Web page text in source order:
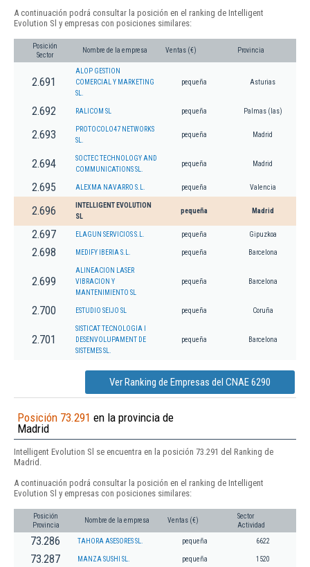
A continuación podrá consultar la posición en el ranking de Intelligent
Evolution Sl y empresas con posiciones similares:
Posición
Sector
Nombre de la empresa Ventas (€) Provincia
2.691
ALOP GESTION
COMERCIAL Y MARKETING
SL.
pequeña Asturias
2.692 RALICOM SL pequeña Palmas (las)
2.693
PROTOCOLO47 NETWORKS
SL.
pequeña Madrid
2.694
SOCTEC TECHNOLOGY AND
COMMUNICATIONS SL.
pequeña Madrid
2.695 ALEXMA NAVARRO S.L. pequeña Valencia
2.696
INTELLIGENT EVOLUTION
SL
pequeña Madrid
2.697 ELAGUN SERVICIOS S.L. pequeña Gipuzkoa
2.698 MEDIFY IBERIA S.L. pequeña Barcelona
2.699
ALINEACION LASER
VIBRACION Y
MANTENIMIENTO SL
pequeña Barcelona
2.700 ESTUDIO SEIJO SL pequeña Coruña
2.701
SISTICAT TECNOLOGIA I
DESENVOLUPAMENT DE
SISTEMES SL.
pequeña Barcelona
Ver Ranking de Empresas del CNAE 6290
Posición 73.291 en la provincia de
Madrid
Intelligent Evolution Sl se encuentra en la posición 73.291 del Ranking de
Madrid.
A continuación podrá consultar la posición en el ranking de Intelligent
Evolution Sl y empresas con posiciones similares:
Posición
Provincia
Nombre de la empresa Ventas (€)
Sector
Actividad
73.286 TAHORA ASESORES SL. pequeña 6622
73.287 MANZA SUSHI SL. pequeña 1520